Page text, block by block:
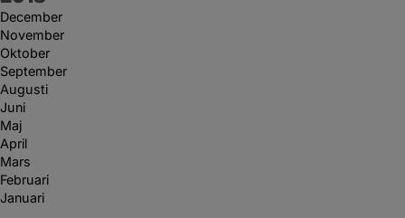
December
November
Oktober
September
Augusti
Juni
Maj
April
Mars
Februari
Januari